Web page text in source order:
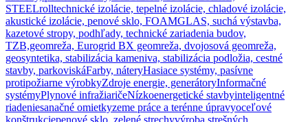
STEELrolltechnické izolácie, tepelné izolácie, chladové izolácie,
akustické izolácie, penové sklo, FOAMGLAS, suchá výstavba,
kazetové stropy, podhľady, technické zariadenia budov,
TZB,geomreža, Eurogrid BX geomreža, dvojosová geomreža,
geosyntetika, stabilizácia kameniva, stabilizácia podložia, cestné
stavby, parkoviskáFarby, náteryHasiace systémy, pasívne
protipožiarne výrobkyZdroje energie, generátoryInformačné
systémyPlynové infražiaričeNízkoenergetické stavbyinteligentné
riadeniesanačné omietkyzeme práce a terénne úpravyoceľové